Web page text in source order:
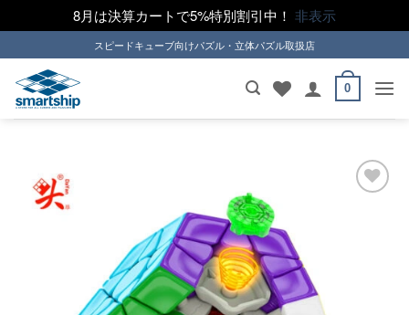
8月は決算カートで5%特別割引中！ 非表示
to
content
スピードキューブ向けパズル・立体パズル取扱店
0